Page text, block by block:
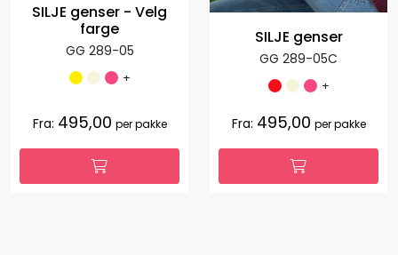
SILJE genser - Velg
farge
GG 289-05
+
Fra: 495,00 per pakke
SILJE genser
GG 289-05C
+
Fra: 495,00 per pakke